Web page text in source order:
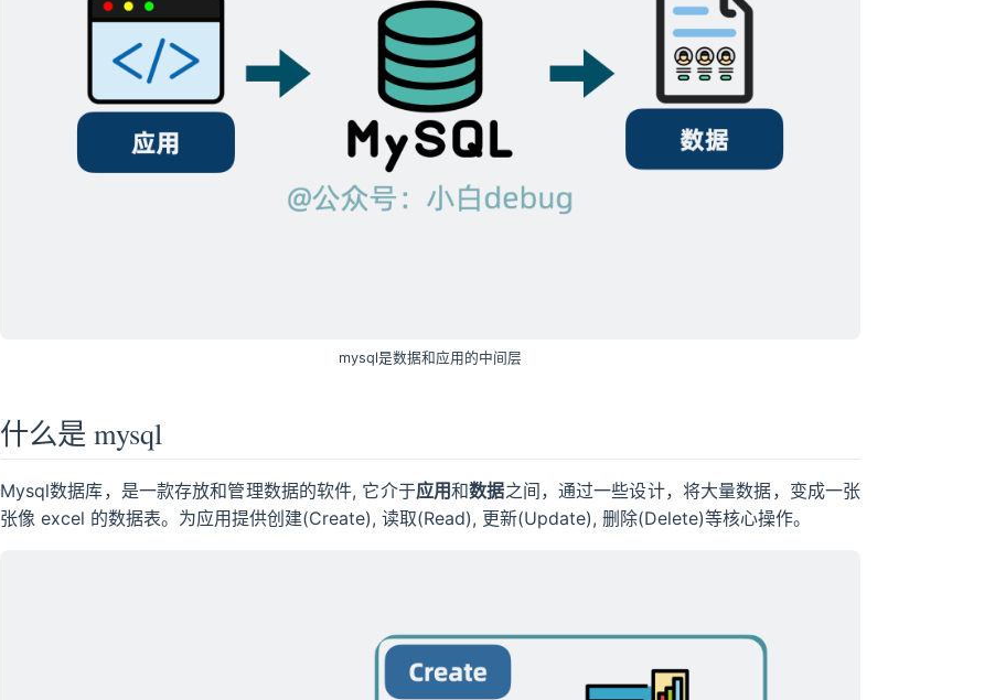
mysql是数据和应用的中间层
什么是 mysql
Mysql数据库，是一款存放和管理数据的软件, 它介于应用和数据之间，通过一些设计，将大量数据，变成一张
张像 excel 的数据表。为应用提供创建(Create), 读取(Read), 更新(Update), 删除(Delete)等核心操作。